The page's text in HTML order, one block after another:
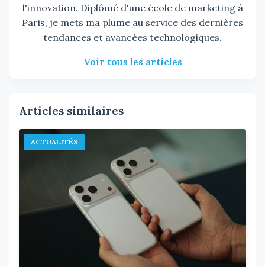
l'innovation. Diplômé d'une école de marketing à
Paris, je mets ma plume au service des dernières
tendances et avancées technologiques.
Voir tous les articles
Articles similaires
ACTUALITÉS